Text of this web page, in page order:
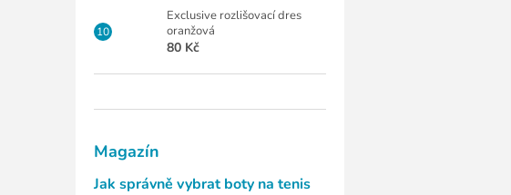
Exclusive rozlišovací dres
oranžová
80 Kč
Magazín
Jak správně vybrat boty na tenis